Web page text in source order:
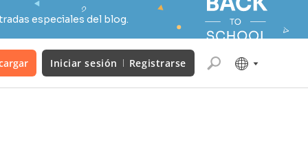
especiales del blog.
Iniciar sesión Registrarse